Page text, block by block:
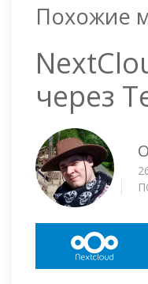
Похожие
через